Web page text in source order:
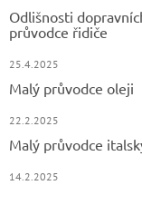
Odlišnosti
průvodce řidiče
25.4.2025
Malý průvodce oleji
22.2.2025
Malý průvodce
14.2.2025